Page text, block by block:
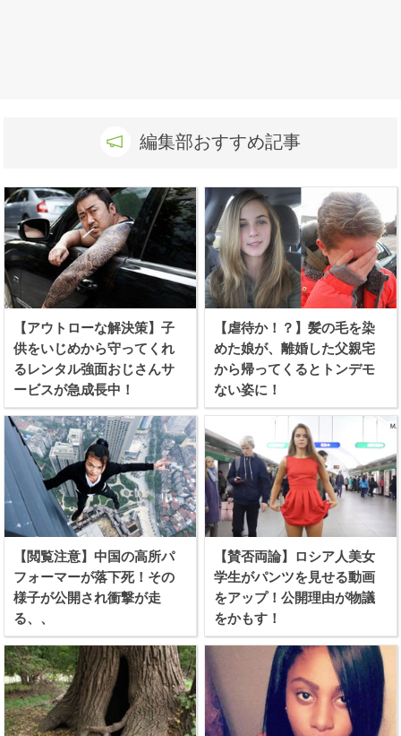
編集部おすすめ記事
【アウトローな解決策】子
供をいじめから守ってくれ
るレンタル強面おじさんサ
ービスが急成長中！
【虐待か！？】髪の毛を染
めた娘が、離婚した父親宅
から帰ってくるとトンデモ
ない姿に！
【閲覧注意】中国の高所パ
フォーマーが落下死！その
様子が公開され衝撃が走
る、、
【賛否両論】ロシア人美女
学生がパンツを見せる動画
をアップ！公開理由が物議
をかもす！